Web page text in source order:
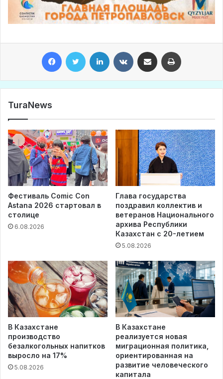
TuraNews
Фестиваль Comic Con
Astana 2026 стартовал в
столице
6.08.2026
Глава государства
поздравил коллектив и
ветеранов Национального
архива Республики
Казахстан с 20-летием
5.08.2026
В Казахстане
производство
безалкогольных напитков
выросло на 17%
5.08.2026
В Казахстане
реализуется новая
миграционная политика,
ориентированная на
развитие человеческого
капитала